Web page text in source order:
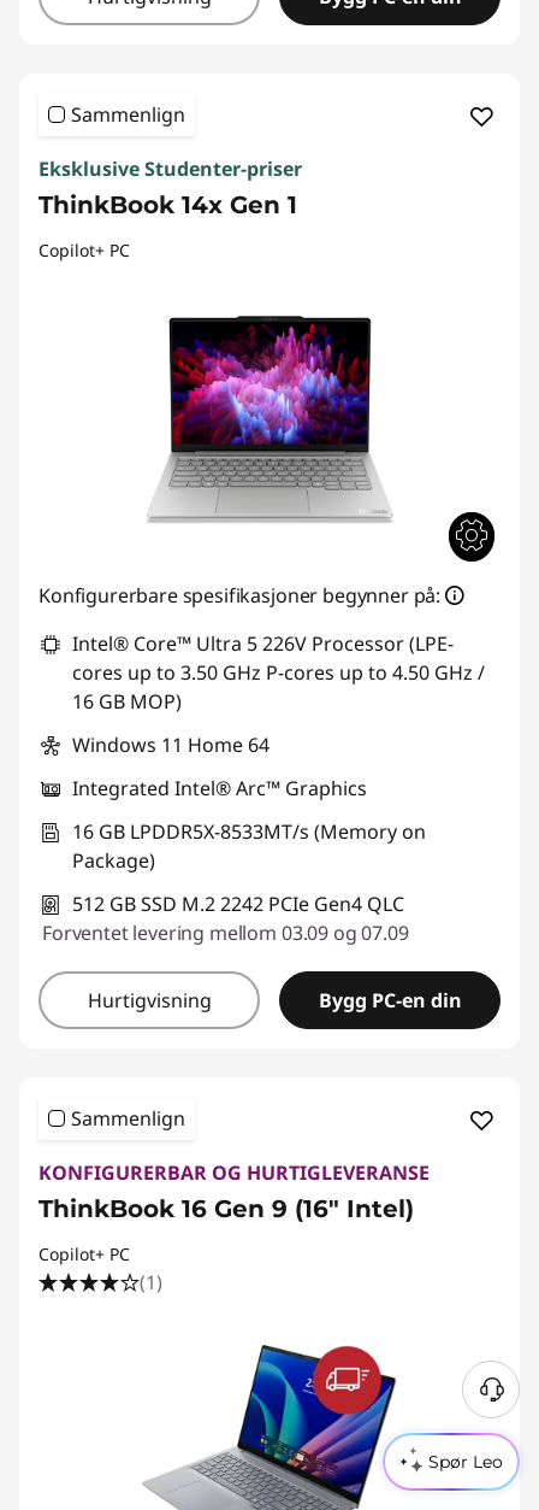
Spør Leo
Sammenlign
Eksklusive Studenter-priser
ThinkBook 14x Gen 1
Copilot+ PC
Konfigurerbare spesifikasjoner begynner på:
Intel® Core™ Ultra 5 226V Processor (LPE-
cores up to 3.50 GHz P-cores up to 4.50 GHz /
16 GB MOP)
Windows 11 Home 64
Integrated Intel® Arc™ Graphics
16 GB LPDDR5X-8533MT/s (Memory on
Package)
512 GB SSD M.2 2242 PCIe Gen4 QLC
Forventet levering mellom 03.09 og 07.09
Hurtigvisning Bygg PC-en din
Sammenlign
KONFIGURERBAR OG HURTIGLEVERANSE
ThinkBook 16 Gen 9 (16" Intel)
Copilot+ PC
(1)